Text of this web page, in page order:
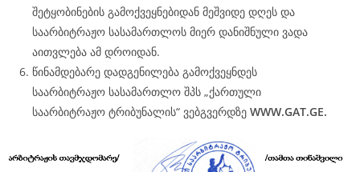
შეტყობინების გამოქვეყნებიდან მეშვიდე დღეს და
საარბიტრაჟო სასამართლოს მიერ დანიშნული ვადა
აითვლება ამ დროიდან.
წინამდებარე დადგენილება გამოქვეყნდეს
საარბიტრაჟო სასამართლო შპს „ქართული
საარბიტრაჟო ტრიბუნალის“ ვებგვერდზე WWW.GAT.GE.